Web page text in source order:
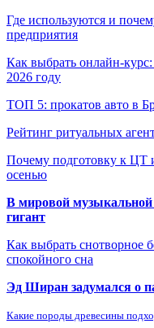
Где используются и
предприятия
Как выбрать онлайн-
2026 году
ТОП 5: прокатов авто в
Рейтинг ритуальных
Почему подготовку к ЦТ
осенью
В мировой
гигант
Как выбрать снотворное
спокойного сна
Эд Ширан задумался о
Какие породы древесины